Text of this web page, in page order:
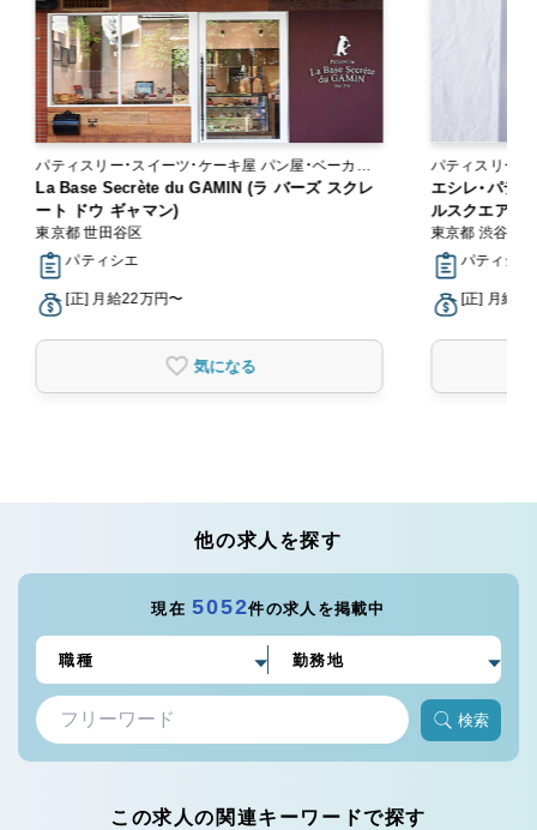
パティスリー・スイーツ・ケーキ屋 パン屋・ベーカリ
ー
La Base Secrète du GAMIN (ラ バーズ スクレ
ート ドウ ギャマン)
東京都 世田谷区
パティシエ
[正] 月給22万円〜
気になる
パティスリー・
エシレ・パテ
ルスクエア
東京都 渋谷区
パティシエ
[正] 月給
他の求人を探す
現在5052件の求人を掲載中
検索
この求人の関連キーワードで探す